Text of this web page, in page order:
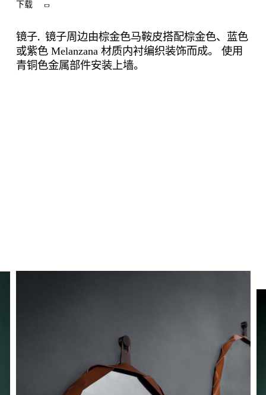
下载
镜子. 镜子周边由棕金色马鞍皮搭配棕金色、蓝色
或紫色 Melanzana 材质内衬编织装饰而成。
使用
青铜色金属部件安装上墙。